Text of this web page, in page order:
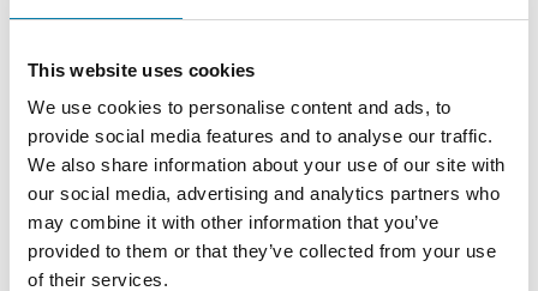
This website uses cookies
We use cookies to personalise content and ads, to
provide social media features and to analyse our traffic.
We also share information about your use of our site with
our social media, advertising and analytics partners who
may combine it with other information that you’ve
provided to them or that they’ve collected from your use
of their services.
Aiempia haastatteluja:
Pienestä pitäen liikkujaksi -hanke